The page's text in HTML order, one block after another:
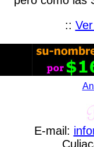
::
E-mail: